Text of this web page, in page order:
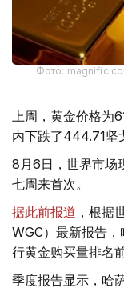
Фото:
上周，黄金价格为
内下跌了444.71坚
8月6日，世界市场
七周来首次。
据此前报道 ，根据
WGC）最新报告
行黄金购买量排名
季度报告显示，哈